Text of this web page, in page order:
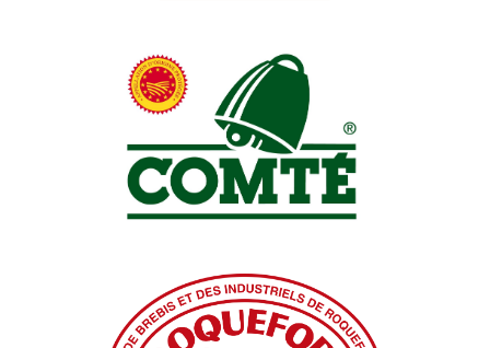
Comité Interprofessionnel de Gestion du
Comté (CIGC)